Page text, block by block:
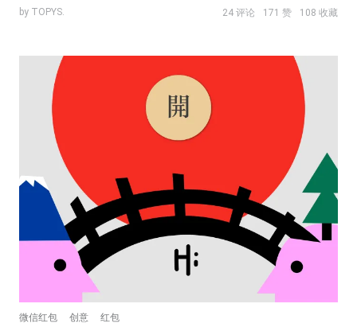
by TOPYS. 24 评论 171 赞 108 收藏
微信红包 创意 红包